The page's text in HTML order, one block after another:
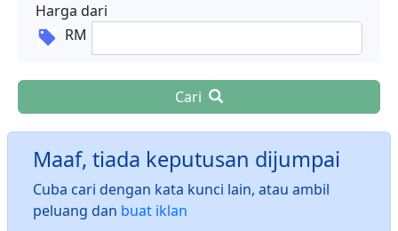
Harga dari
RM
Cari
Maaf, tiada keputusan dijumpai
Cuba cari dengan kata kunci lain, atau ambil
peluang dan buat iklan